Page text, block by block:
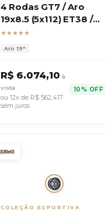
4 Rodas GT7 / Aro
19x8.5 (5x112) ET38 /
Modelo BMW M2 CS
★★★★★
Aro 19"
R$ 6.074,10 à
vista
ou 12x de R$ 562,417
sem juros
10% OFF
COLEÇÃO ESPORTIVA